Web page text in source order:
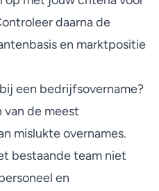
daarna de
en marktpositie
een bedrijfsovername?
van de meest
mislukte overnames.
bestaande team niet
en